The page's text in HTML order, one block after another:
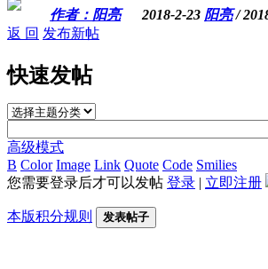
作者：阳亮
2018-2-23 阳亮/
返 回 发布新帖
快速发帖
高级模式
B Color Image Link Quote Code Smilies
您需要登录后才可以发帖 登录 | 立即注册
本版积分规则 发表帖子